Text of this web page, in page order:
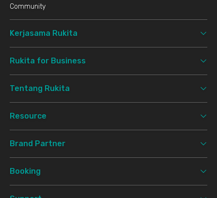
Community
Kerjasama Rukita
Rukita for Business
Tentang Rukita
Resource
Brand Partner
Booking